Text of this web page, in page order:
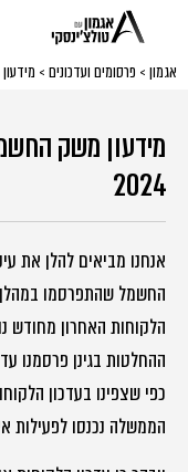
אגמון > פרסומים ועדכונים >
מידעון משק
2024
אנחנו מביאים להלן את
החשמל שהתפרסמו
ההחלטות בגינן פרסמנו
כפי שצפינו בעדכון
הממשלה נכנסו לפעילות